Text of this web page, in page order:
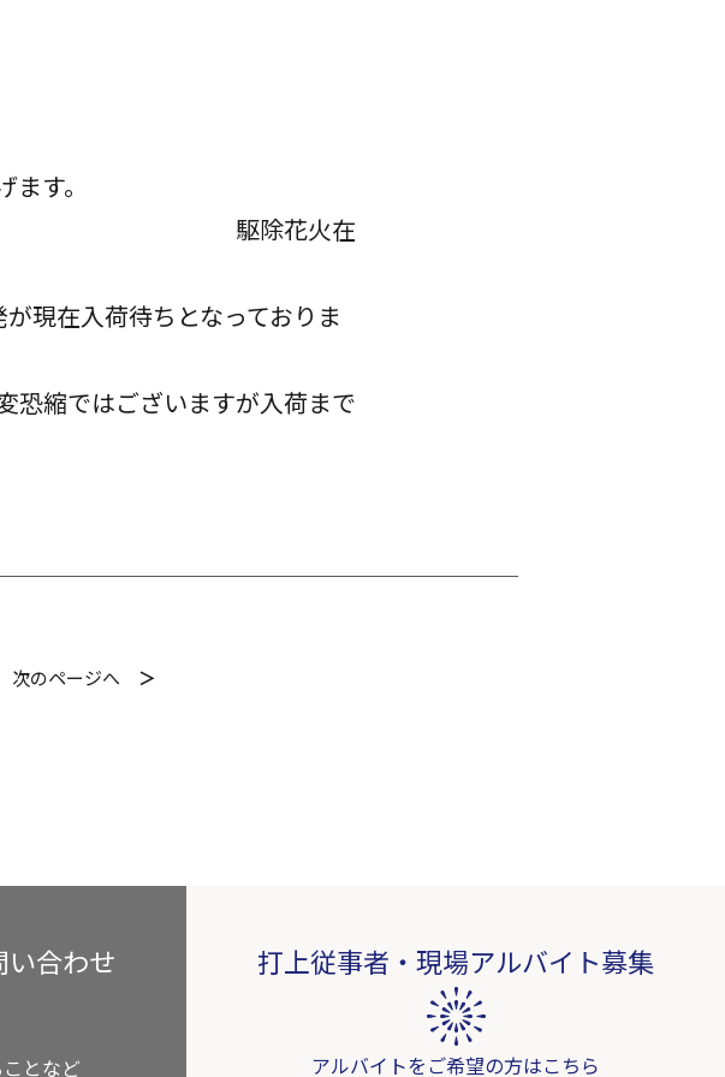
御礼申し上げます。
在
せです。
となっておりま
すが入荷まで
次のページへ ＞
い合わせ
となど
打上従事者・現場アルバイト募集
アルバイトをご希望の方はこちら